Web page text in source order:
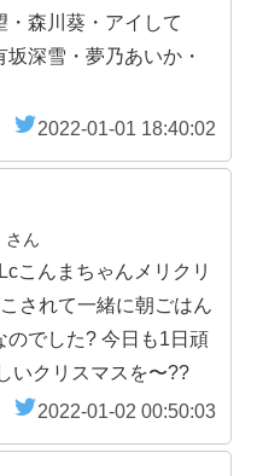
・森川葵・アイして
深雪・夢乃あいか・
2022-01-01 18:40:02
さん
こんまちゃんメリクリ
されて一緒に朝ごはん
のでした? 今日も1日頑
いクリスマスを〜??
2022-01-02 00:50:03